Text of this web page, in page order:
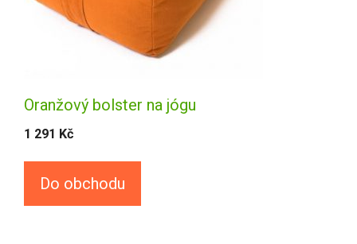
Oranžový bolster na jógu
1 291 Kč
Do obchodu